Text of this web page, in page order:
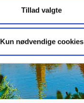
Tillad valgte
Kun nødvendige cookies